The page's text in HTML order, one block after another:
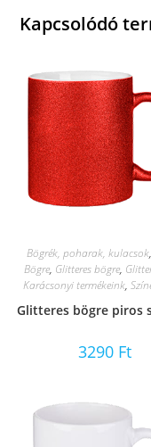
Kapcsolódó
Bögrék, poharak, kulacsok
Bögre, Glitteres bögre,
Karácsonyi termékeink,
Glitteres bögre piros
3290 Ft